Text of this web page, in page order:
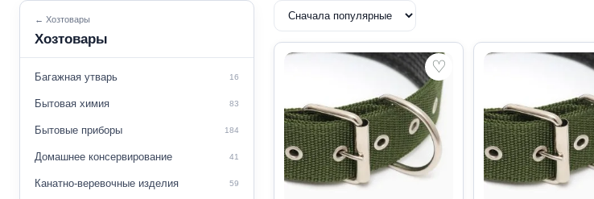
← Хозтовары
Хозтовары
Багажная утварь 16
Бытовая химия 83
Бытовые приборы 184
Домашнее консервирование 41
Канатно-веревочные изделия 59
♡